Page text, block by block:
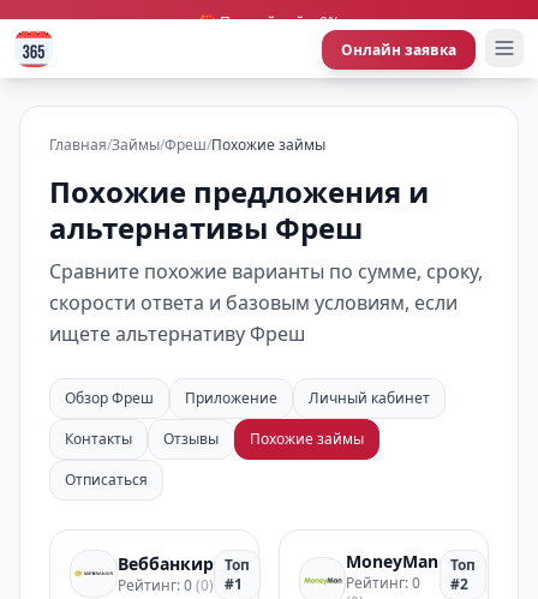
🎁 Первый займ 0%
Онлайн заявка
Главная/Займы/Фреш/Похожие займы
Похожие предложения и
альтернативы Фреш
Сравните похожие варианты по сумме, сроку,
скорости ответа и базовым условиям, если
ищете альтернативу Фреш
Обзор Фреш Приложение
Личный кабинет
Контакты
Отзывы
Похожие займы
Отписаться
Веббанкир
Рейтинг: 0(0)
Топ
#1
MoneyMan
Рейтинг: 0
Топ
#2